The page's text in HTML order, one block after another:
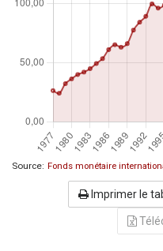
Source: Fonds monétaire
Imprimer le